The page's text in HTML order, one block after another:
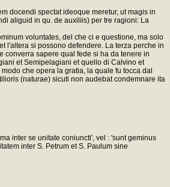
docendi spectat ideoque meretur, ut magis in
aliguid in qu. de auxiliis) per tre ragioni: La
voluntates, del che ci e questione, ma solo
l'altera si possono defendere. La terza perche in
converra sapere qual fede si ha da tenere in
et Semipelagiani et quello di Calvino et
che opera la gratia, la quale fu tocca dal
(naturae) sicuti non audebat condemnare ita
inter se unitate coniuncti', vel : 'sunt geminus
inter S. Petrum et S. Paulum sine